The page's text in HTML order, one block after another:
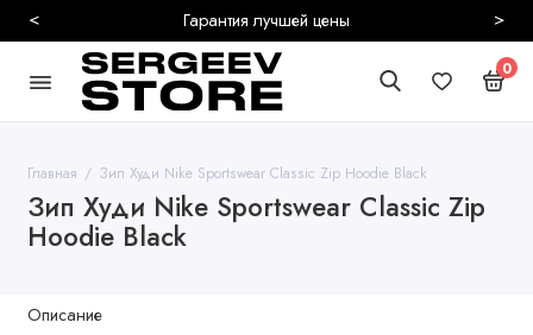
Гарантия лучшей цены
< >
0
Главная Зип Худи Nike Sportswear Classic Zip Hoodie Black
Зип Худи Nike Sportswear Classic Zip
Hoodie Black
Описание